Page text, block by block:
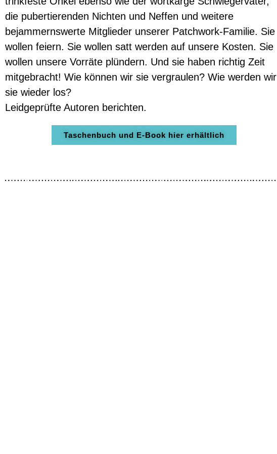
die pubertierenden Nichten und Neffen und weitere
bejammernswerte Mitglieder unserer Patchwork-Familie. Sie
wollen feiern. Sie wollen satt werden auf unsere Kosten. Sie
wollen unsere Vorräte plündern. Und sie haben richtig Zeit
mitgebracht! Wie können wir sie vergraulen? Wie werden wir
sie wieder los?
Leidgeprüfte Autoren berichten.
Taschenbuch und E-Book hier erhältlich